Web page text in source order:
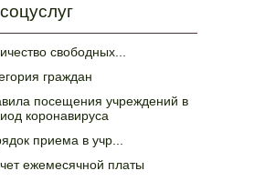
свободных...
граждан
посещения учреждений в
коронавируса
приема в учр...
ежемесячной платы